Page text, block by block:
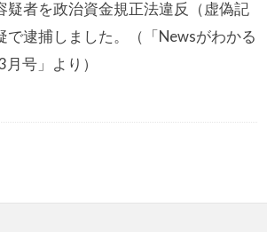
疑者を政治資金規正法違反（虚偽記
で逮捕しました。（「Newsがわかる
号」より）